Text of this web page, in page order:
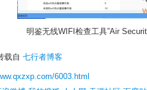
明鉴无线WIFI检查工具”Air
载自 七行者博客
6003.html